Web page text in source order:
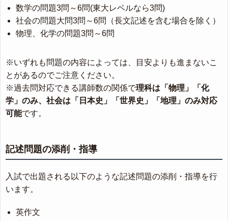
数学の問題3問～6問(東大レベルなら3問)
社会の問題大問3問～6問（長文記述を含む場合を除く）
物理、化学の問題3問～6問
※いずれも問題の内容によっては、目安よりも進まないこ
とがあるのでご注意ください。
※過去問対応できる講師数の関係で理科は「物理」「化
学」のみ、社会は「日本史」「世界史」「地理」のみ対応
可能です。
記述問題の添削・指導
入試で出題される以下のような記述問題の添削・指導を行
います。
英作文